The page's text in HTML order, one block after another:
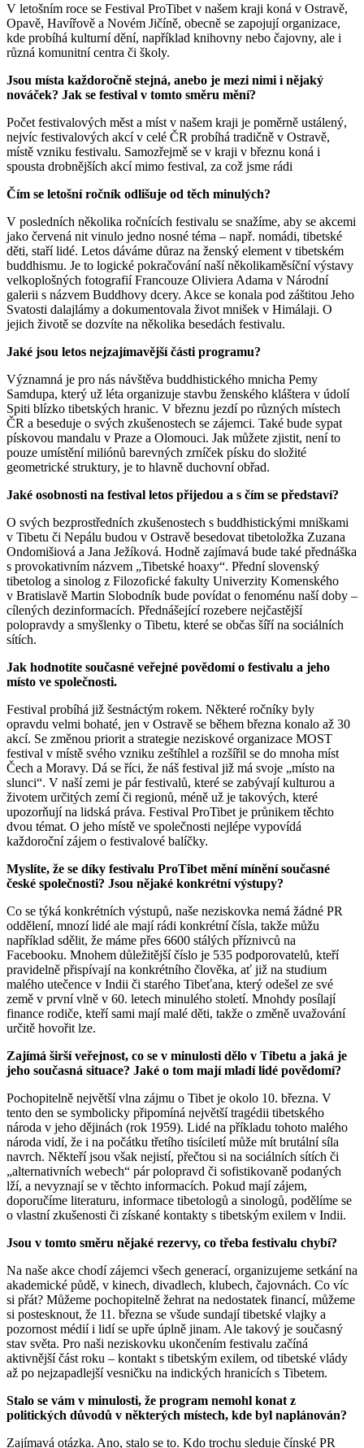
V letošním roce se Festival ProTibet v našem kraji koná v Ostravě,
Opavě, Havířově a Novém Jičíně, obecně se zapojují organizace,
kde probíhá kulturní dění, například knihovny nebo čajovny, ale i
různá komunitní centra či školy.
Jsou místa každoročně stejná, anebo je mezi nimi i nějaký
nováček? Jak se festival v tomto směru mění?
Počet festivalových měst a míst v našem kraji je poměrně ustálený,
nejvíc festivalových akcí v celé ČR probíhá tradičně v Ostravě,
místě vzniku festivalu. Samozřejmě se v kraji v březnu koná i
spousta drobnějších akcí mimo festival, za což jsme rádi
Čím se letošní ročník odlišuje od těch minulých?
V posledních několika ročnících festivalu se snažíme, aby se akcemi
jako červená nit vinulo jedno nosné téma – např. nomádi, tibetské
děti, staří lidé. Letos dáváme důraz na ženský element v tibetském
buddhismu. Je to logické pokračování naší několikaměsíční výstavy
velkoplošných fotografií Francouze Oliviera Adama v Národní
galerii s názvem Buddhovy dcery. Akce se konala pod záštitou Jeho
Svatosti dalajlámy a dokumentovala život mnišek v Himálaji. O
jejich životě se dozvíte na několika besedách festivalu.
Jaké jsou letos nejzajímavější části programu?
Významná je pro nás návštěva buddhistického mnicha Pemy
Samdupa, který už léta organizuje stavbu ženského kláštera v údolí
Spiti blízko tibetských hranic. V březnu jezdí po různých místech
ČR a beseduje o svých zkušenostech se zájemci. Také bude sypat
pískovou mandalu v Praze a Olomouci. Jak můžete zjistit, není to
pouze umístění miliónů barevných zrníček písku do složité
geometrické struktury, je to hlavně duchovní obřad.
Jaké osobnosti na festival letos přijedou a s čím se představí?
O svých bezprostředních zkušenostech s buddhistickými mniškami
v Tibetu či Nepálu budou v Ostravě besedovat tibetoložka Zuzana
Ondomišiová a Jana Ježíková. Hodně zajímavá bude také přednáška
s provokativním názvem „Tibetské hoaxy“. Přední slovenský
tibetolog a sinolog z Filozofické fakulty Univerzity Komenského
v Bratislavě Martin Slobodník bude povídat o fenoménu naší doby –
cílených dezinformacích. Přednášející rozebere nejčastější
polopravdy a smyšlenky o Tibetu, které se občas šíří na sociálních
sítích.
Jak hodnotíte současné veřejné povědomí o festivalu a jeho
místo ve společnosti.
Festival probíhá již šestnáctým rokem. Některé ročníky byly
opravdu velmi bohaté, jen v Ostravě se během března konalo až 30
akcí. Se změnou priorit a strategie neziskové organizace MOST
festival v místě svého vzniku zeštíhlel a rozšířil se do mnoha míst
Čech a Moravy. Dá se říci, že náš festival již má svoje „místo na
slunci“. V naší zemi je pár festivalů, které se zabývají kulturou a
životem určitých zemí či regionů, méně už je takových, které
upozorňují na lidská práva. Festival ProTibet je průnikem těchto
dvou témat. O jeho místě ve společnosti nejlépe vypovídá
každoroční zájem o festivalové balíčky.
Myslíte, že se díky festivalu ProTibet mění mínění současné
české společnosti? Jsou nějaké konkrétní výstupy?
Co se týká konkrétních výstupů, naše neziskovka nemá žádné PR
oddělení, mnozí lidé ale mají rádi konkrétní čísla, takže můžu
například sdělit, že máme přes 6600 stálých příznivců na
Facebooku. Mnohem důležitější číslo je 535 podporovatelů, kteří
pravidelně přispívají na konkrétního člověka, ať již na studium
malého utečence v Indii či starého Tibeťana, který odešel ze své
země v první vlně v 60. letech minulého století. Mnohdy posílají
finance rodiče, kteří sami mají malé děti, takže o změně uvažování
určitě hovořit lze.
Zajímá širší veřejnost, co se v minulosti dělo v Tibetu a jaká je
jeho současná situace? Jaké o tom mají mladí lidé povědomí?
Pochopitelně největší vlna zájmu o Tibet je okolo 10. března. V
tento den se symbolicky připomíná největší tragédii tibetského
národa v jeho dějinách (rok 1959). Lidé na příkladu tohoto malého
národa vidí, že i na počátku třetího tisíciletí může mít brutální síla
navrch. Někteří jsou však nejistí, přečtou si na sociálních sítích či
„alternativních webech“ pár polopravd či sofistikovaně podaných
lží, a nevyznají se v těchto informacích. Pokud mají zájem,
doporučíme literaturu, informace tibetologů a sinologů, podělíme se
o vlastní zkušenosti či získané kontakty s tibetským exilem v Indii.
Jsou v tomto směru nějaké rezervy, co třeba festivalu chybí?
Na naše akce chodí zájemci všech generací, organizujeme setkání na
akademické půdě, v kinech, divadlech, klubech, čajovnách. Co víc
si přát? Můžeme pochopitelně žehrat na nedostatek financí, můžeme
si postesknout, že 11. března se všude sundají tibetské vlajky a
pozornost médií i lidí se upře úplně jinam. Ale takový je současný
stav světa. Pro naši neziskovku ukončením festivalu začíná
aktivnější část roku – kontakt s tibetským exilem, od tibetské vlády
až po nejzapadlejší vesničku na indických hranicích s Tibetem.
Stalo se vám v minulosti, že program nemohl konat z
politických důvodů v některých místech, kde byl naplánován?
Zajímavá otázka. Ano, stalo se to. Kdo trochu sleduje čínské PR